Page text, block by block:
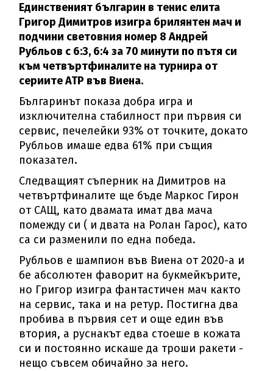
Единственият българин в тенис елита
Григор Димитров изигра брилянтен мач и
подчини световния номер 8 Андрей
Рубльов с 6:3, 6:4 за 70 минути по пътя си
към четвъртфиналите на турнира от
сериите АТР във Виена.
Българинът показа добра игра и
изключителна стабилност при първия си
сервис, печелейки 93% от точките, докато
Рубльов имаше едва 61% при същия
показател.
Следващият съперник на Димитров на
четвъртфиналите ще бъде Маркос Гирон
от САЩ, като двамата имат два мача
помежду си ( и двата на Ролан Гарос), като
са си разменили по една победа.
Рубльов е шампион във Виена от 2020-а и
бе абсолютен фаворит на букмейкърите,
но Григор изигра фантастичен мач както
на сервис, така и на ретур. Постигна два
пробива в първия сет и още един във
втория, а руснакът едва стоеше в кожата
си и постоянно искаше да троши ракети -
нещо съвсем обичайно за него.